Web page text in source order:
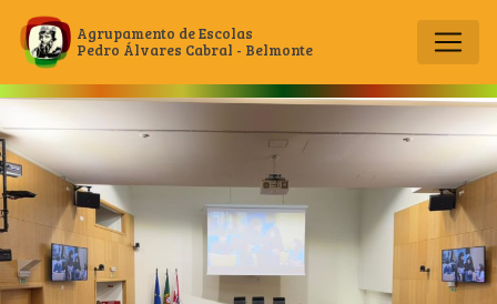
Main Navigation
Agrupamento de Escolas
Pedro Álvares Cabral - Belmonte